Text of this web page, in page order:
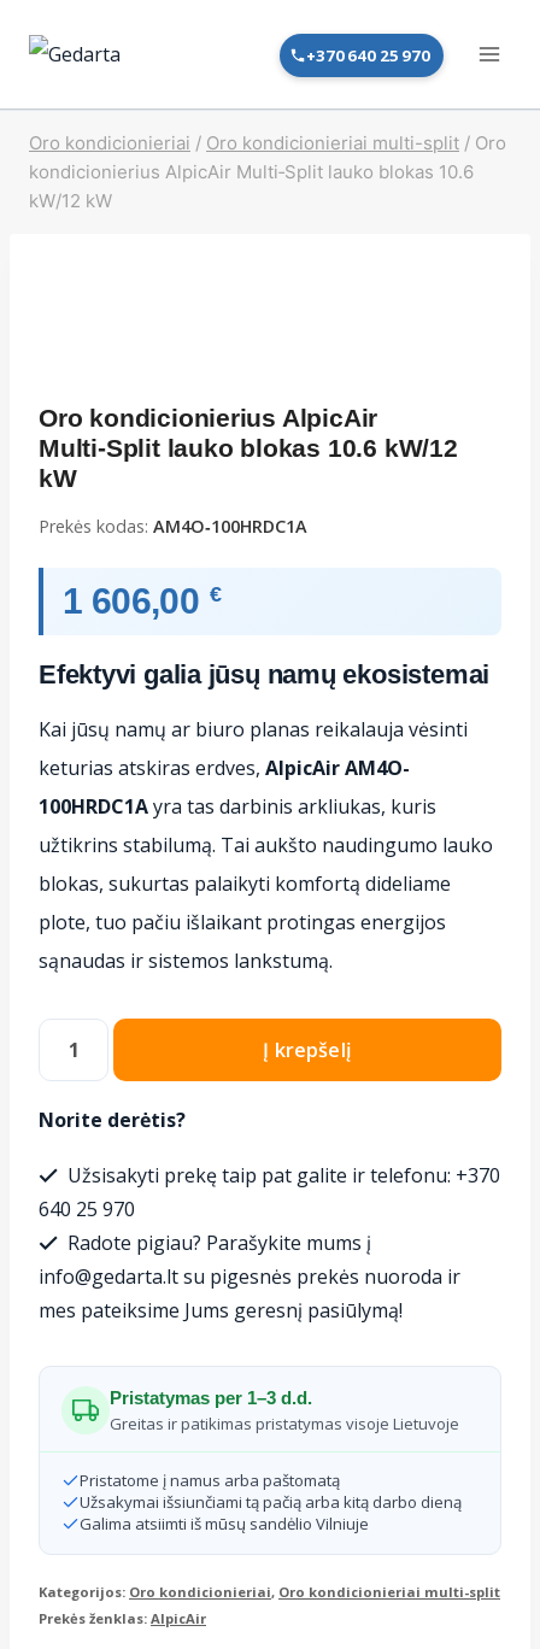
+370 640 25 970
Oro kondicionieriai / Oro kondicionieriai multi-split / Oro
kondicionierius AlpicAir Multi‑Split lauko blokas 10.6
kW/12 kW
Oro kondicionierius AlpicAir
Multi‑Split lauko blokas 10.6 kW/12
kW
Prekės kodas: AM4O‑100HRDC1A
1 606,00 €
Efektyvi galia jūsų namų ekosistemai
Kai jūsų namų ar biuro planas reikalauja vėsinti
keturias atskiras erdves, AlpicAir AM4O-
100HRDC1Ayra tas darbinis arkliukas, kuris
užtikrins stabilumą. Tai aukšto naudingumo lauko
blokas, sukurtas palaikyti komfortą dideliame
plote, tuo pačiu išlaikant protingas energijos
sąnaudas ir sistemos lankstumą.
produkto
kiekis:
Oro
AlpicAir
Multi‑Split
lauko
blokas
kW/12
kW
Į krepšelį
Norite derėtis?
Užsisakyti prekę taip pat galite ir telefonu: +370
640 25 970
Radote pigiau? Parašykite mums į
info@gedarta.lt su pigesnės prekės nuoroda ir
mes pateiksime Jums geresnį pasiūlymą!
Pristatymas per 1–3 d.d.
Greitas ir patikimas pristatymas visoje Lietuvoje
Pristatome į namus arba paštomatą
Užsakymai išsiunčiami tą pačią arba kitą darbo dieną
Galima atsiimti iš mūsų sandėlio Vilniuje
Kategorijos: Oro kondicionieriai, Oro kondicionieriai multi-split
Prekės ženklas: AlpicAir